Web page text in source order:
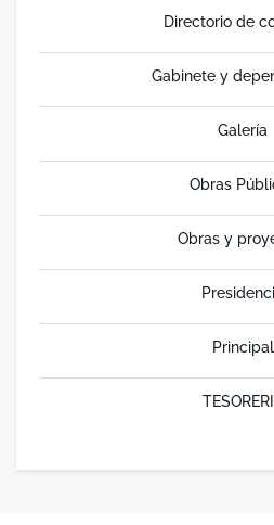
Directorio de
Gabinete y
Galería
Obras
Obras y
Principal